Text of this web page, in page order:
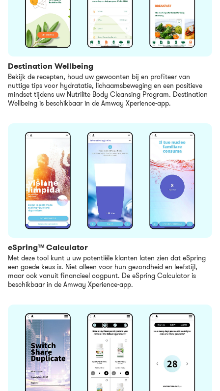
Destination Wellbeing
Bekijk de recepten, houd uw gewoonten bij en profiteer van
nuttige tips voor hydratatie, lichaamsbeweging en een positieve
mindset tijdens uw Nutrilite Body Cleansing Program. Destination
Wellbeing is beschikbaar in de Amway Xperience-app.
eSpring™ Calculator
Met deze tool kunt u uw potentiële klanten laten zien dat eSpring
een goede keus is. Niet alleen voor hun gezondheid en leefstijl,
maar ook vanuit financieel oogpunt. De eSpring Calculator is
beschikbaar in de Amway Xperience-app.